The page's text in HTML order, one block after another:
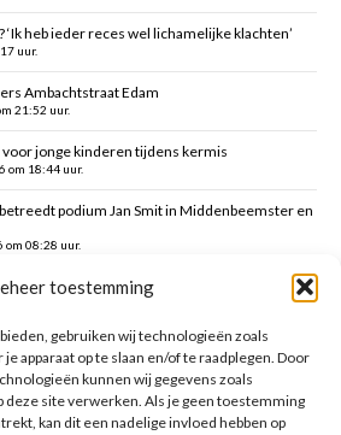
toestemming
gebruiken wij technologieën zoals
apparaat op te slaan en/of te raadplegen. Door
kunnen wij gegevens zoals
deze site verwerken. Als je geen toestemming
kan dit een nadelige invloed hebben op
heb ieder reces wel lichamelijke klachten’
uur.
Ambachtstraat Edam
21:52 uur.
jonge kinderen tijdens kermis
om 18:44 uur.
podium Jan Smit in Middenbeemster en
om 08:28 uur.
vervoerders droegen gezamenlijke Pride-